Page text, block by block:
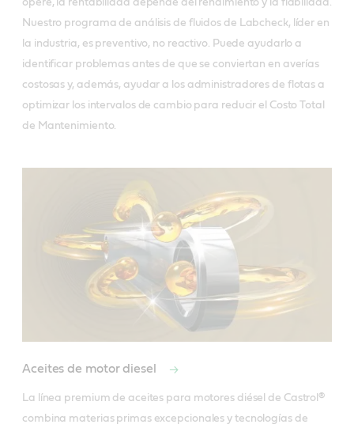
Nuestro programa de análisis de fluidos de Labcheck, líder en
la industria, es preventivo, no reactivo. Puede ayudarlo a
identificar problemas antes de que se conviertan en averías
costosas y, además, ayudar a los administradores de flotas a
optimizar los intervalos de cambio para reducir el Costo Total
de Mantenimiento.
Aceites de motor diesel
La línea premium de aceites para motores diésel de Castrol®
combina materias primas excepcionales y tecnologías de